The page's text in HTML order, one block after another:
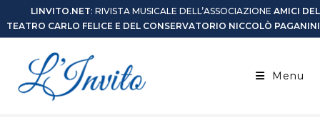
LINVITO.NET: RIVISTA MUSICALE DELL’ASSOCIAZIONE AMICI DEL
TEATRO CARLO FELICE E DEL CONSERVATORIO NICCOLÒ PAGANINI
Menu